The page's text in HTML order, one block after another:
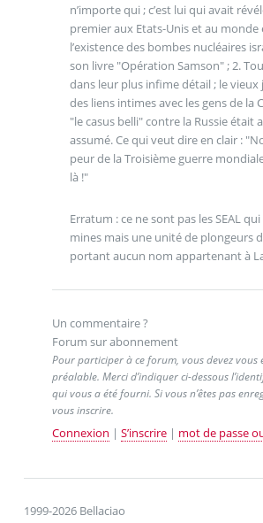
n’importe qui ; c’est lui qui avait
premier aux Etats-Unis et au monde
l’existence des bombes nucléaires
son livre "Opération Samson" ; 2.
dans leur plus infime détail ; le vieux
des liens intimes avec les gens de la
"le casus belli" contre la Russie était
assumé. Ce qui veut dire en clair :
peur de la Troisième guerre
là !"
Erratum : ce ne sont pas les SEAL
mines mais une unité de plongeurs
portant aucun nom appartenant à
Un commentaire ?
Forum sur abonnement
Pour participer à ce forum, vous devez vous
préalable. Merci d’indiquer ci-dessous
qui vous a été fourni. Si vous n’êtes pas
vous inscrire.
Connexion | S’inscrire| mot de passe
1999-2026 Bellaciao